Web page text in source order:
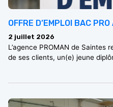
OFFRE D’EMPLOI BAC PRO
2 juillet 2026
L’agence PROMAN de Saintes
de ses clients, un(e) jeune